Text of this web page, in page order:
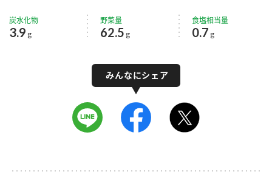
炭水化物
3.9 g
野菜量
62.5 g
食塩相当量
0.7 g